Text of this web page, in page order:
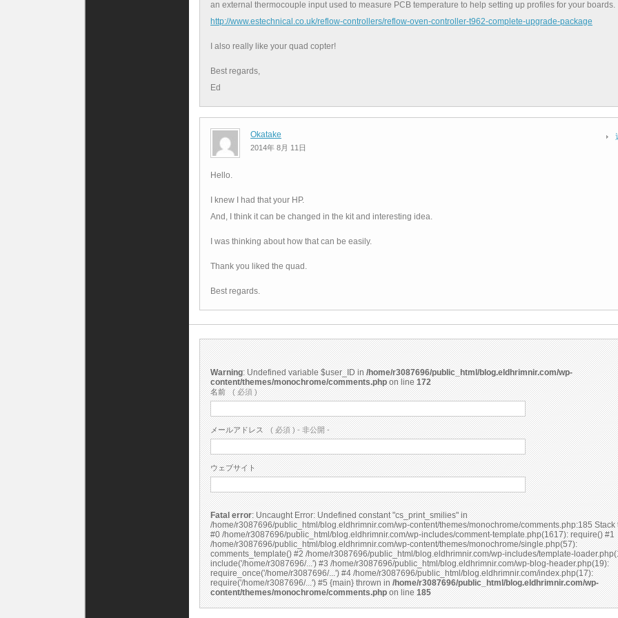
an external thermocouple input used to measure PCB temperature to help setting up profiles for your boards.
http://www.estechnical.co.uk/reflow-controllers/reflow-oven-controller-t962-complete-upgrade-package
I also really like your quad copter!
Best regards,
Ed
Okatake
2014年 8月 11日
Hello.
I knew I had that your HP.
And, I think it can be changed in the kit and interesting idea.
I was thinking about how that can be easily.
Thank you liked the quad.
Best regards.
Warning : Undefined variable $user_ID in/home/r3087696/public_html/blog.eldhrimnir.com/wp-
content/themes/monochrome/comments.phpon line172
名前 ( 必須 )
メールアドレス ( 必須 ) - 非公開 -
ウェブサイト
Fatal error: Uncaught Error: Undefined constant "cs_print_smilies" in
/home/r3087696/public_html/blog.eldhrimnir.com/wp-content/themes/monochrome/comments.php:185 Stack
#0 /home/r3087696/public_html/blog.eldhrimnir.com/wp-includes/comment-template.php(1617): require() #1
/home/r3087696/public_html/blog.eldhrimnir.com/wp-content/themes/monochrome/single.php(57):
comments_template() #2 /home/r3087696/public_html/blog.eldhrimnir.com/wp-includes/template-
include('/home/r3087696/...') #3 /home/r3087696/public_html/blog.eldhrimnir.com/wp-blog-header.php(19):
require_once('/home/r3087696/...') #4 /home/r3087696/public_html/blog.eldhrimnir.com/index.php(17):
require('/home/r3087696/...') #5 {main} thrown in/home/r3087696/public_html/blog.eldhrimnir.com/wp-
content/themes/monochrome/comments.phpon line185